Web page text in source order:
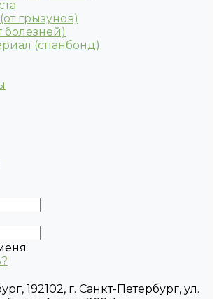
грызунов)
(спанбонд)
192102, г. Санкт-Петербург, ул.